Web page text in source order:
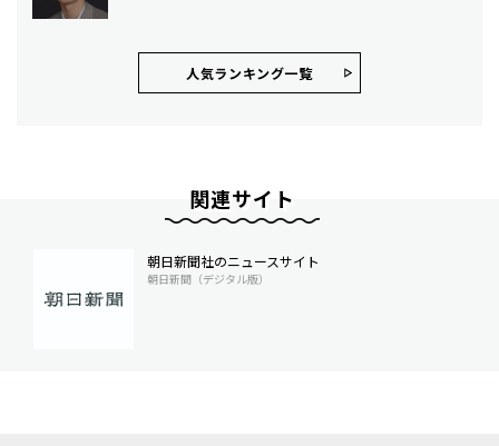
人気ランキング⼀覧
関連サイト
朝日新聞社のニュースサイト
朝日新聞（デジタル版）